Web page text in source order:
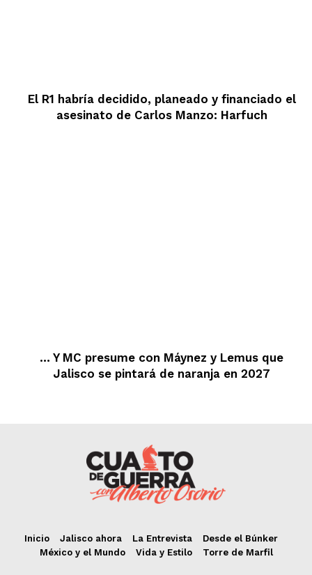
El R1 habría decidido, planeado y financiado el
asesinato de Carlos Manzo: Harfuch
… Y MC presume con Máynez y Lemus que
Jalisco se pintará de naranja en 2027
Inicio Jalisco ahora La Entrevista
Desde el Búnker
México y el Mundo
Vida y Estilo Torre de Marfil